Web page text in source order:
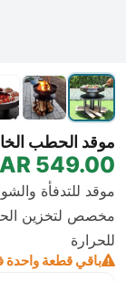
موقد الحطب
549.00 QAR
موقد للتدفأة
مخصص لتخزين
للحرارة
باقي قطعة